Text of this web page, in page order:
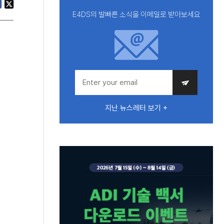
E4DS의 발빠른 소식을 이메일로 받아보세요
지난 뉴스레터 보기 +